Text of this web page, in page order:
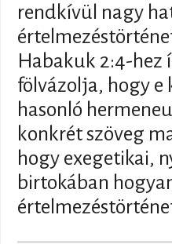
rendkívül nagy
Habakuk 2:4-hez
fölvázolja, hogy e
hasonló
konkrét szöveg
hogy exegetikai,
birtokában